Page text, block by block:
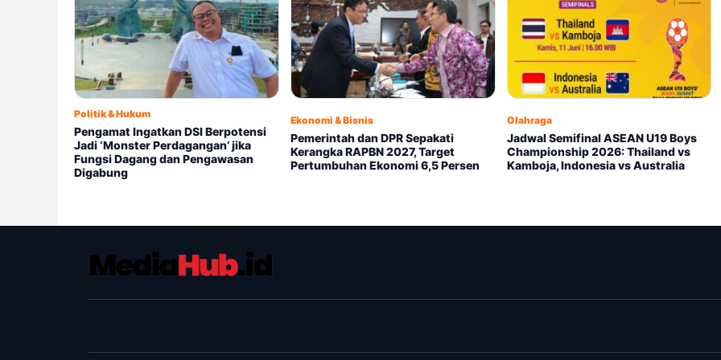
Politik & Hukum
Pengamat Ingatkan DSI Berpotensi
Jadi ‘Monster Perdagangan’ jika
Fungsi Dagang dan Pengawasan
Digabung
Ekonomi & Bisnis
Pemerintah dan DPR Sepakati
Kerangka RAPBN 2027, Target
Pertumbuhan Ekonomi 6,5 Persen
Olahraga
Jadwal Semifinal ASEAN U19 Boys
Championship 2026: Thailand vs
Kamboja, Indonesia vs Australia